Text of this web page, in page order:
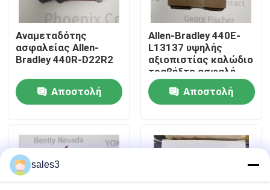
Ειδήσεις
News
Προϊόντα ALLEN BRADLEY PLC
ΠΕΡΠΕΡΛΙΚΗ ΦΟΥΚΗ Απομονωμένο φράγμα
Αναμεταδότης
ασφαλείας Allen-
Bradley 440R-D22R2
Αποστολή
Allen-Bradley 440E-
L13137 υψηλής
αξιοπιστίας καλώδιο
τραβήξτε ασφαλή
διακόπτη που ανήκει
Αποστολή
sales3